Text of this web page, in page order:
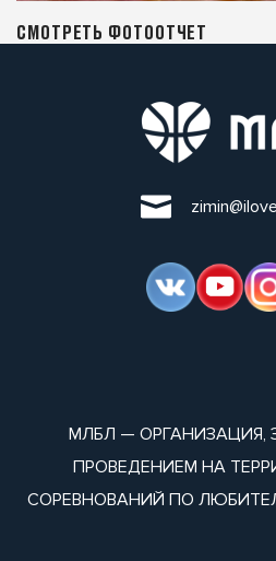
СМОТРЕТЬ ФОТООТЧЕТ
МЛБЛ —
ПРОВЕДЕНИЕМ НА
СОРЕВНОВАНИЙ ПО